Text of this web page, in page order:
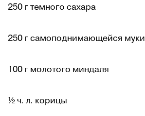
250 г темного сахара
250 г самоподнимающейся муки
100 г молотого миндаля
½ ч. л. корицы